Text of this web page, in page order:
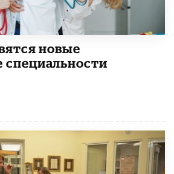
новые